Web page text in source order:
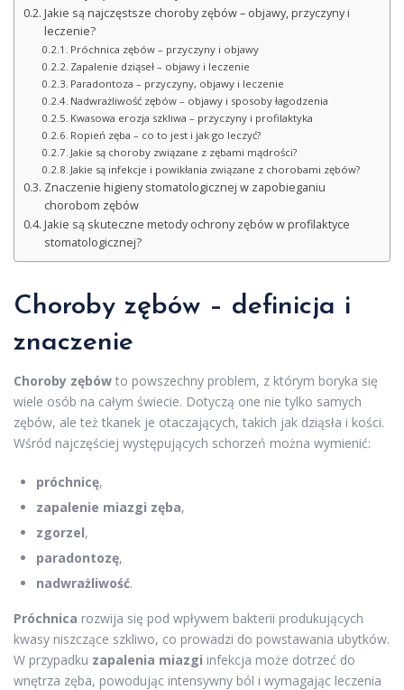
Jakie są najczęstsze choroby zębów – objawy, przyczyny i
leczenie?
Próchnica zębów – przyczyny i objawy
Zapalenie dziąseł – objawy i leczenie
Paradontoza – przyczyny, objawy i leczenie
Nadwrażliwość zębów – objawy i sposoby łagodzenia
Kwasowa erozja szkliwa – przyczyny i profilaktyka
Ropień zęba – co to jest i jak go leczyć?
Jakie są choroby związane z zębami mądrości?
Jakie są infekcje i powikłania związane z chorobami zębów?
Znaczenie higieny stomatologicznej w zapobieganiu
chorobom zębów
Jakie są skuteczne metody ochrony zębów w profilaktyce
stomatologicznej?
Choroby zębów – definicja i
znaczenie
Choroby zębów to powszechny problem, z którym boryka się
wiele osób na całym świecie. Dotyczą one nie tylko samych
zębów, ale też tkanek je otaczających, takich jak dziąsła i kości.
Wśród najczęściej występujących schorzeń można wymienić:
próchnicę,
zapalenie miazgi zęba,
zgorzel,
paradontozę,
nadwrażliwość.
Próchnica rozwija się pod wpływem bakterii produkujących
kwasy niszczące szkliwo, co prowadzi do powstawania ubytków.
W przypadku zapalenia miazgi infekcja może dotrzeć do
wnętrza zęba, powodując intensywny ból i wymagając leczenia